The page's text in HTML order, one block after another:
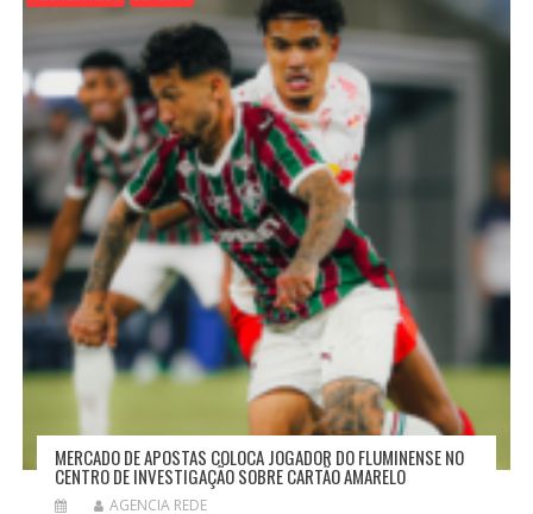
P
S
T
MERCADO DE APOSTAS COLOCA JOGADOR DO FLUMINENSE NO
CENTRO DE INVESTIGAÇÃO SOBRE CARTÃO AMARELO
AGENCIA REDE